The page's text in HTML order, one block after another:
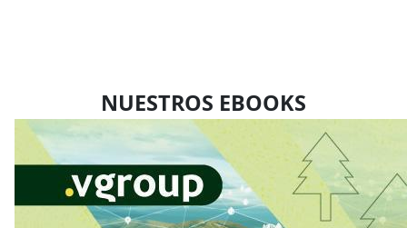
NUESTROS EBOOKS